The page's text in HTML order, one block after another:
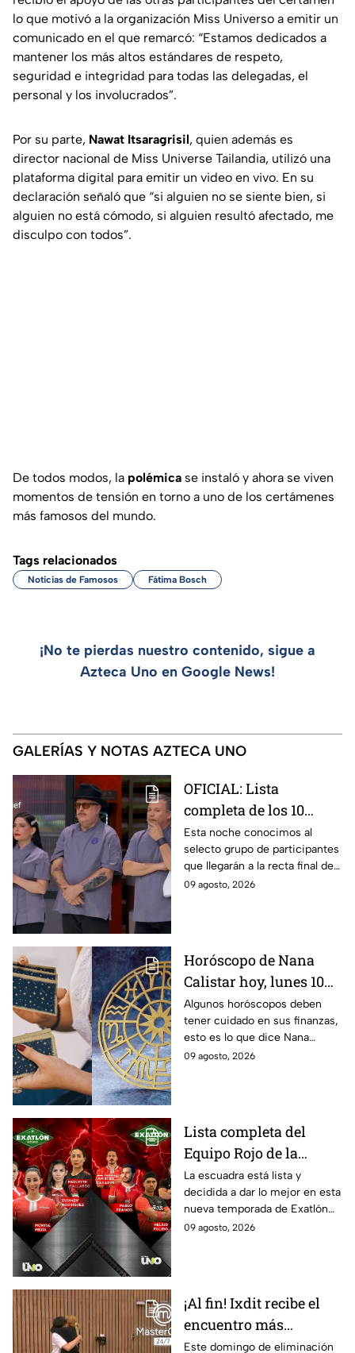
lo que motivó a la organización Miss Universo a emitir un
comunicado en el que remarcó: “Estamos dedicados a
mantener los más altos estándares de respeto,
seguridad e integridad para todas las delegadas, el
personal y los involucrados”.
Por su parte, Nawat Itsaragrisil, quien además es
director nacional de Miss Universe Tailandia, utilizó una
plataforma digital para emitir un video en vivo. En su
declaración señaló que “si alguien no se siente bien, si
alguien no está cómodo, si alguien resultó afectado, me
disculpo con todos”.
De todos modos, la polémica se instaló y ahora se viven
momentos de tensión en torno a uno de los certámenes
más famosos del mundo.
Tags relacionados
Noticias de Famosos Fátima Bosch
¡No te pierdas nuestro contenido, sigue a
Azteca Uno en Google News!
GALERÍAS Y NOTAS AZTECA UNO
OFICIAL: Lista
completa de los 10
mejores cocineros de
MasterChef 24/7 rumbo
a la Gran Final
Esta noche conocimos al
selecto grupo de participantes
que llegarán a la recta final de
MasterChef 24/7.
09 agosto, 2026
Horóscopo de Nana
Calistar hoy, lunes 10
de agosto para cada
signo; deben tener
cuidado con sus
finanzas y evitar los
Algunos horóscopos deben
tener cuidado en sus finanzas,
esto es lo que dice Nana
Calistar en sus predicciones
09 agosto, 2026
Lista completa del
Equipo Rojo de la
décima Temporada de
Exatlón México
La escuadra está lista y
decidida a dar lo mejor en esta
nueva temporada de Exatlón
México.
09 agosto, 2026
¡Al fin! Ixdit recibe el
encuentro más
esperado en
Este domingo de eliminación